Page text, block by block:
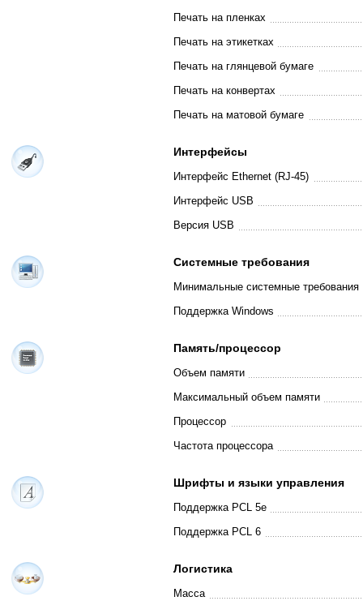
Печать на пленках
Печать на этикетках
Печать на глянцевой бумаге
Печать на конвертах
Печать на матовой бумаге
Интерфейсы
Интерфейс Ethernet (RJ-45)
Интерфейс USB
Версия USB
Системные требования
Минимальные системные требования
Поддержка Windows
Память/процессор
Объем памяти
Максимальный объем памяти
Процессор
Частота процессора
Шрифты и языки управления
Поддержка PCL 5e
Поддержка PCL 6
Логистика
Масса